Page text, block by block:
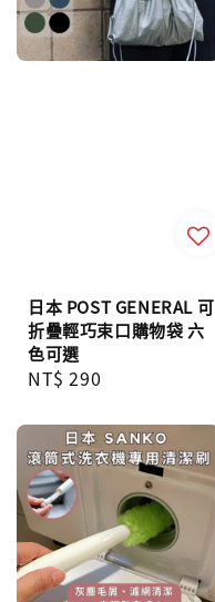
日本 POST GENERAL 可
折疊輕巧束口購物袋 六
色可選
Regular
NT$ 290